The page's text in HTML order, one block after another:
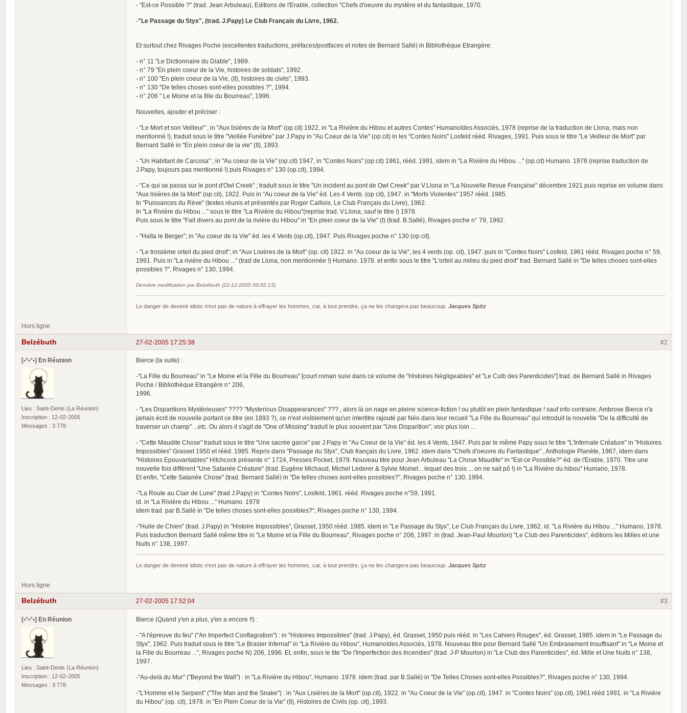
- "Est-ce Possible ?" (trad. Jean Arbuleau), Editions de l'Erable, collection "Chefs d'oeuvre du mystère et du fantastique, 1970.
-"Le Passage du Styx", (trad. J.Papy) Le Club Français du Livre, 1962.
Et surtout chez Rivages Poche (excellentes traductions, préfaces/postfaces et notes de Bernard Sallé) in Bibliothèque Etrangère:
- n° 11 "Le Dictionnaire du Diable", 1989.
- n° 79 "En plein coeur de la Vie, histoires de soldats", 1992.
- n° 100 "En plein coeur de la Vie, (II), histoires de civils", 1993.
- n° 130 "De telles choses sont-elles possibles ?", 1994.
- n° 206 " Le Moine et la fille du Bourreau", 1996.
Nouvelles, ajouter et préciser :
- "Le Mort et son Veilleur" ; in "Aux lisières de la Mort" (op.cit) 1922, in "La Rivière du Hibou et autres Contes" Humanoïdes Associés, 1978 (reprise de la traduction de Llona, mais non
mentionné !), traduit sous le titre "Veillée Funèbre" par J.Papy in "Au Coeur de la Vie" (op.cit) in les "Contes Noirs" Losfeld rééd. Rivages, 1991. Puis sous le titre "Le Veilleur de Mort" par
Bernard Sallé in "En plein coeur de la vie" (II), 1993.
- "Un Habitant de Carcosa" ; in "Au coeur de la Vie" (op.cit) 1947, in "Contes Noirs" (op.cit) 1961, rééd. 1991, idem in "La Rivière du Hibou ..." (op.cit) Humano. 1978 (reprise traduction de
J.Papy, toujours pas mentionné !) puis Rivages n° 130 (op.cit), 1994.
- "Ce qui se passa sur le pont d'Owl Creek" ; traduit sous le titre "Un incident au pont de Owl Creek" par V.Llona in "La Nouvelle Revue Française" décembre 1921 puis reprise en volume dans
"Aux lisières de la Mort" (op.cit), 1922. Puis in "Au coeur de la Vie" éd. Les 4 Vents. (op cit), 1947. in "Morts Violentes" 1957 rééd. 1985.
In "Puissances du Rève" (textes réunis et présentés par Roger Caillois, Le Club Français du Livre), 1962.
In "La Rivière du Hibou ..." sous le titre "La Rivière du Hibou"(reprise trad. V.Llona, sauf le titre !) 1978.
Puis sous le titre "Fait divers au pont de la rivière du Hibou" in "En plein coeur de la Vie" (I) (trad. B.Sallé), Rivages poche n° 79, 1992.
- "Haïta le Berger"; in "Au coeur de la Vie" éd. les 4 Vents (op.cit), 1947. Puis Rivages poche n° 130 (op.cit).
- "Le troisième orteil du pied droit"; in "Aux Lisières de la Mort" (op. cit) 1922. in "Au coeur de la Vie", les 4 vents (op. cit), 1947. puis in "Contes Noirs" Losfeld, 1961 rééd. Rivages poche n° 59,
1991. Puis in "La rivière du Hibou ..." (trad de Llona, non mentionnée !) Humano. 1978. et enfin sous le titre "L'orteil au milieu du pied droit" trad. Bernard Sallé in "De telles choses sont-elles
possibles ?", Rivages n° 130, 1994.
Dernière modification par Belzébuth (22-12-2005 00:02:13)
Le danger de devenir idiots n'est pas de nature à effrayer les hommes, car, à tout prendre, ça ne les changera pas beaucoup. Jacques Spitz
Hors ligne
#2
27-02-2005 17:25:38
Belzébuth
[•°•°•] En Réunion
Lieu : Saint-Denis (La Réunion)
Inscription : 12-02-2005
Messages : 3 778
Bierce (la suite) :
-"La Fille du Bourreau" in "Le Moine et la Fille du Bourreau" [court roman suivi dans ce volume de "Histoires Négligeables" et "Le Culb des Parenticides"] trad. de Bernard Sallé in Rivages
Poche / Bibliothèque Etrangère n° 206,
1996.
- "Les Disparitions Mystèrieuses" ???? "Mysterious Disappearances" ??? , alors là on nage en pleine science-fiction ! ou plutôt en plein fantastique ! sauf info contraire, Ambrose Bierce n'a
jamais écrit de nouvelle portant ce titre (en 1893 ?), ce n'est visiblement qu'un intertitre rajouté par Néo dans leur recueil "La Fille du Bourreau" qui introduit la nouvelle "De la difficulté de
traverser un champ" ...etc. Ou alors il s'agit de "One of Missing" traduit le plus souvent par "Une Disparition", voir plus loin ...
- "Cette Maudite Chose" traduit sous le titre "Une sacrée garce" par J.Papy in "Au Coeur de la Vie" éd. les 4 Vents, 1947. Puis par le même Papy sous le titre "L'Infernale Créature" in "Histoires
Impossibles" Grasset 1950 et rééd. 1985. Repris dans "Passage du Styx", Club français du Livre, 1962. idem dans "Chefs d'oeuvre du Fantastique" , Anthologie Planète, 1967, idem dans
"Histoires Epouvantables" Hitchcock présente n° 1724, Presses Pocket, 1979. Nouveau titre pour Jean Arbuleau "La Chose Maudite" in "Est-ce Possible?" éd. de l'Erable, 1970. Titre une
nouvelle fois différent "Une Satanée Créature" (trad. Eugène Michaud, Michel Lederer & Sylvie Moinet... lequel des trois ... on ne sait pô !) in "La Rivière du hibou" Humano, 1978.
Et enfin, "Cette Satanée Chose" (trad. Bernard Sallé) in "De telles choses sont-elles possibles?", Rivages poche n° 130, 1994.
-"La Route au Clair de Lune" (trad J.Papy) in "Contes Noirs", Losfeld, 1961. rééd. Rivages poche n°59, 1991.
id. in "La Rivière du Hibou ..." Humano. 1978
idem trad. par B.Sallé in "De telles choses sont-elles possibles?", Rivages poche n° 130, 1994.
-"Huile de Chien" (trad. J.Papy) in "Histoire Impossibles", Grasset, 1950 rééd. 1985. idem in "Le Passage du Styx", Le Club Français du Livre, 1962. id. "La Rivière du Hibou ..." Humano, 1978.
Puis traduction Bernard Sallé même titre in "Le Moine et la Fille du Bourreau", Rivages poche n° 206, 1997. in (trad. Jean-Paul Mourlon) "Le Club des Parenticides", éditions les Milles et une
Nuits n° 138, 1997.
Le danger de devenir idiots n'est pas de nature à effrayer les hommes, car, à tout prendre, ça ne les changera pas beaucoup. Jacques Spitz
Hors ligne
#3
27-02-2005 17:52:04
Belzébuth
[•°•°•] En Réunion
Lieu : Saint-Denis (La Réunion)
Inscription : 12-02-2005
Messages : 3 778
Bierce (Quand y'en a plus, y'en a encore !!) :
- "A l'épreuve du feu" ("An Imperfect Conflagration") : in "Histoires Impossibles" (trad. J.Papy), éd. Grasset, 1950 puis rééd. in "Les Cahiers Rouges", éd. Grasset, 1985. idem in "Le Passage du
Styx", 1962. Puis traduit sous le titre "Le Brasier Infernal" in "La Rivière du Hibou", Humanoïdes Associés, 1978. Nouveau titre pour Bernard Sallé "Un Embrasement Insuffisant" in "Le Moine et
la Fille du Bourreau ...", Rivages poche N) 206, 1996. Et, enfin, sous le tite "De l'Imperfection des Incendies" (trad. J-P Mourlon) in "Le Club des Parenticides", éd. Mille et Une Nuits n° 138,
1997.
-"Au-delà du Mur" ("Beyond the Wall") : in "La Rivière du Hibou", Humano. 1978. idem (trad. par B.Sallé) in "De Telles Choses sont-elles Possibles?", Rivages poche n° 130, 1994.
-"L'Homme et le Serpent" ("The Man and the Snake") : in "Aux Lisières de la Mort" (op.cit), 1922. in "Au Coeur de la Vie" (op.cit), 1947. in "Contes Noirs" (op.cit), 1961 rééd 1991. in "La Rivière
du Hibou" (op. cit), 1978. in "En Plein Coeur de la Vie" (II), Histoires de Civils (op. cit), 1993.